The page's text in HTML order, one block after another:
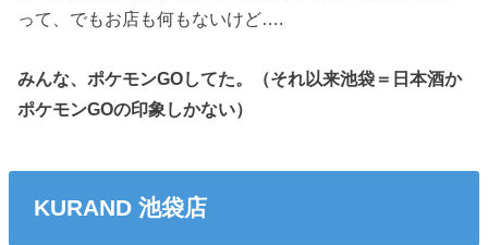
って、でもお店も何もないけど….
みんな、ポケモンGOしてた。（それ以来池袋＝日本酒か
ポケモンGOの印象しかない）
KURAND 池袋店